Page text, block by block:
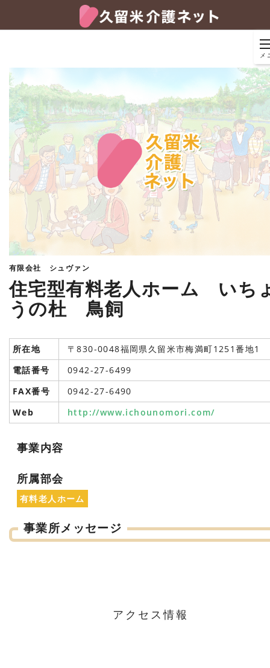
メ
有限会社 シュヴァン
住宅型有料老人ホーム いち
うの杜 鳥飼
所在地
〒830-0048福岡県久留米市梅満町1251番地1
電話番号
0942-27-6499
FAX番号
0942-27-6490
Web
http://www.ichounomori.com/
事業内容
所属部会
有料老人ホーム
事業所メッセージ
アクセス情報